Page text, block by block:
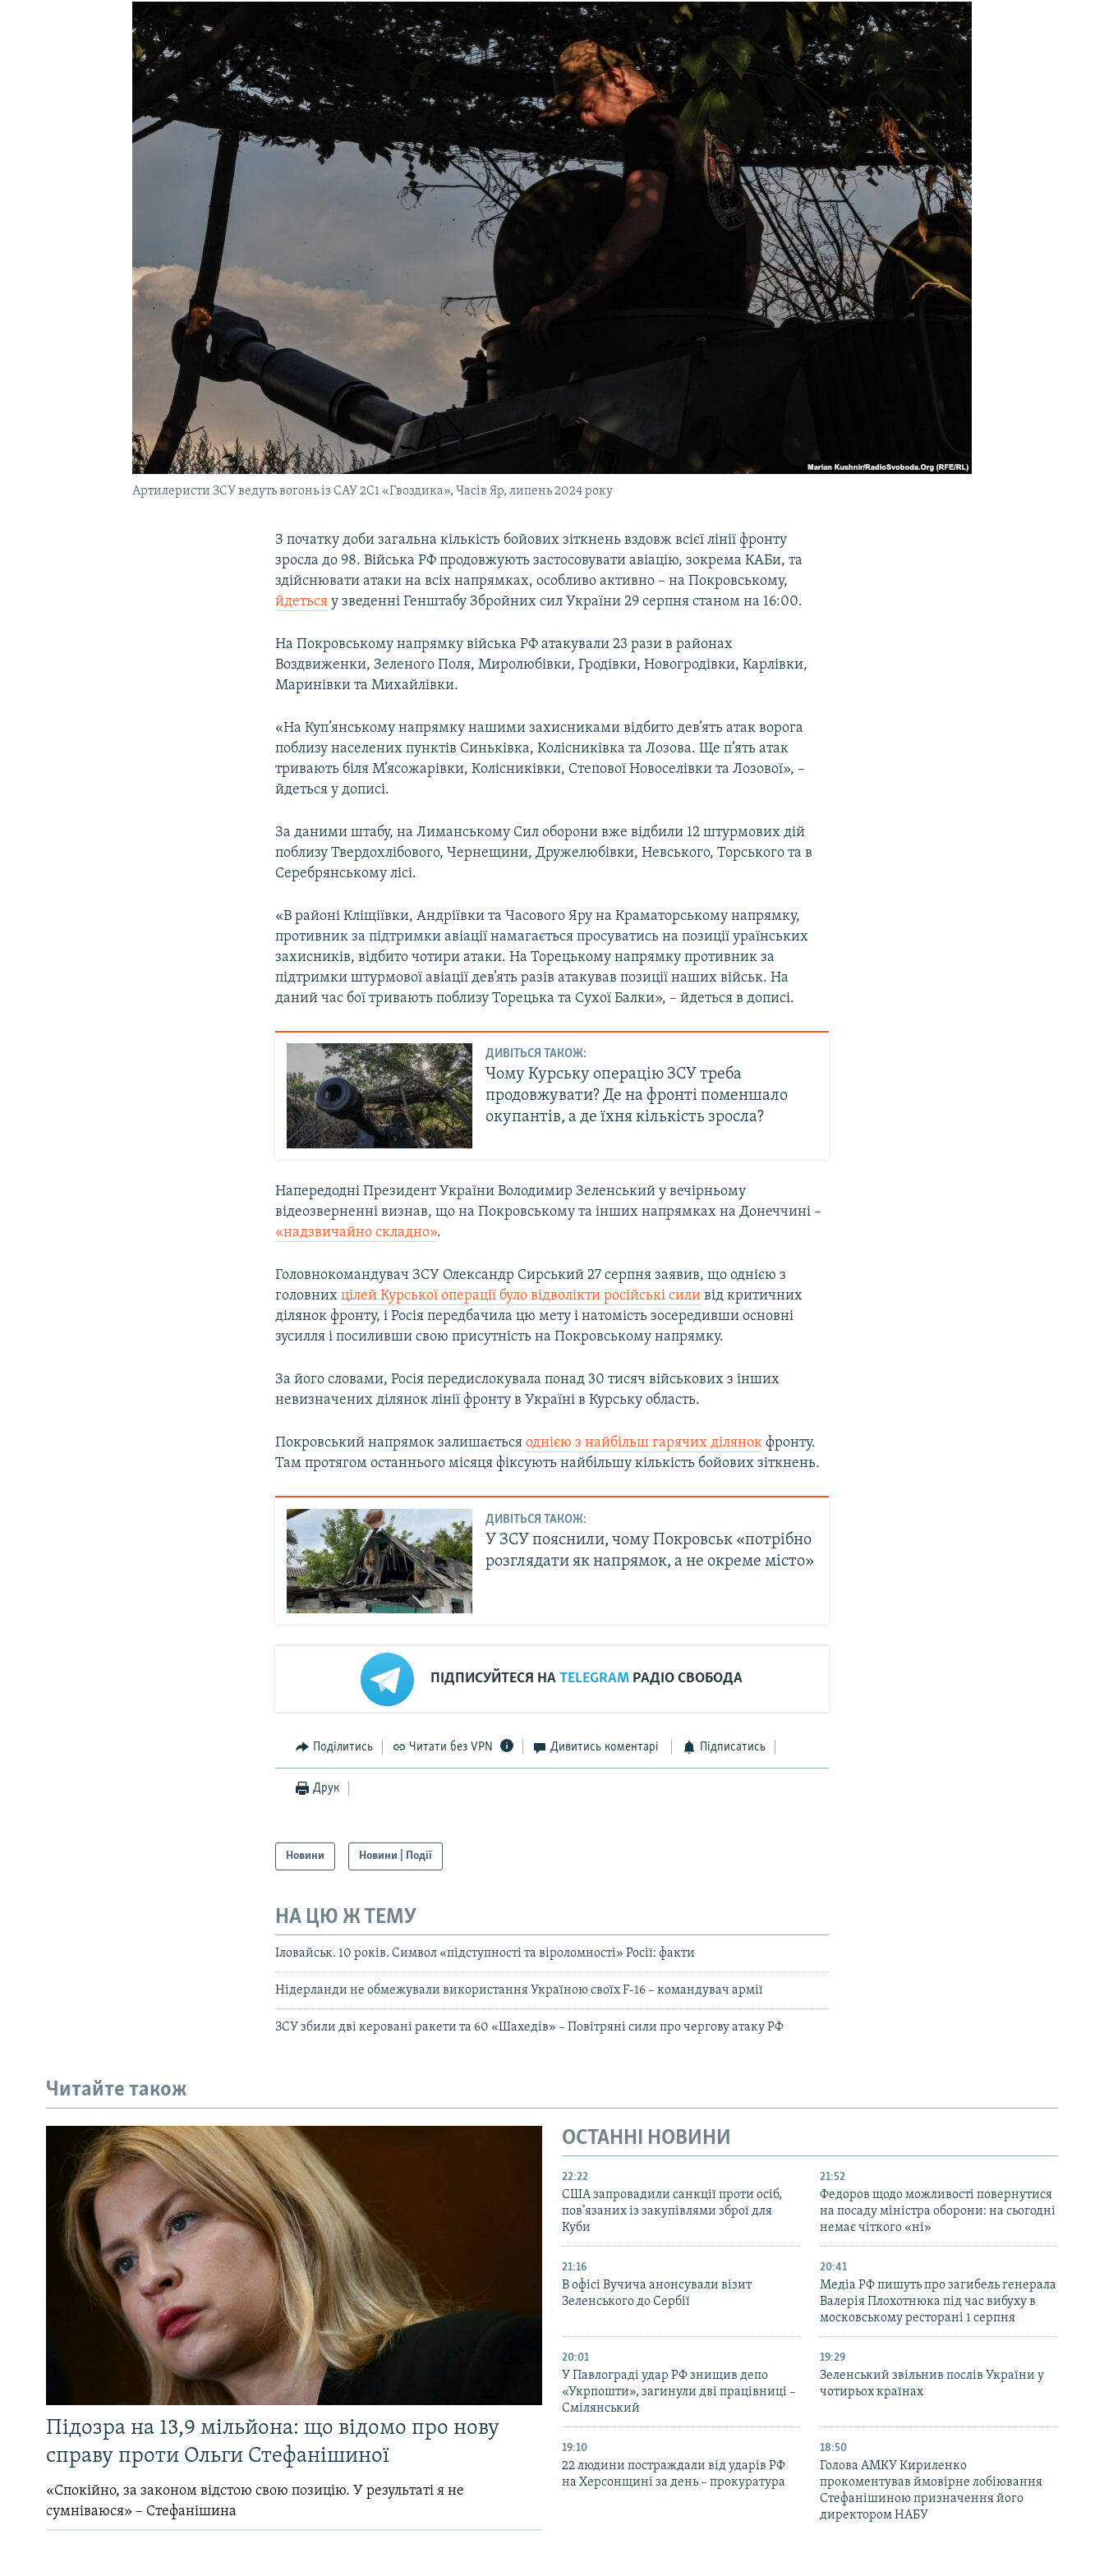
Артилеристи ЗСУ ведуть вогонь із САУ 2С1 «Гвоздика», Часів Яр, липень 2024 року
З початку доби загальна кількість бойових зіткнень вздовж всієї лінії фронту
зросла до 98. Війська РФ продовжують застосовувати авіацію, зокрема КАБи, та
здійснювати атаки на всіх напрямках, особливо активно – на Покровському,
йдеться у зведенні Генштабу Збройних сил України 29 серпня станом на 16:00.
На Покровському напрямку війська РФ атакували 23 рази в районах
Воздвиженки, Зеленого Поля, Миролюбівки, Гродівки, Новогродівки, Карлівки,
Маринівки та Михайлівки.
«На Куп’янському напрямку нашими захисниками відбито дев’ять атак ворога
поблизу населених пунктів Синьківка, Колісниківка та Лозова. Ще п’ять атак
тривають біля М’ясожарівки, Колісниківки, Степової Новоселівки та Лозової», –
йдеться у дописі.
За даними штабу, на Лиманському Сил оборони вже відбили 12 штурмових дій
поблизу Твердохлібового, Чернещини, Дружелюбівки, Невського, Торського та в
Серебрянському лісі.
«В районі Кліщіївки, Андріївки та Часового Яру на Краматорському напрямку,
противник за підтримки авіації намагається просуватись на позиції ураїнських
захисників, відбито чотири атаки. На Торецькому напрямку противник за
підтримки штурмової авіації дев’ять разів атакував позиції наших військ. На
даний час бої тривають поблизу Торецька та Сухої Балки», – йдеться в дописі.
ДИВІТЬСЯ ТАКОЖ:
Чому Курську операцію ЗСУ треба
продовжувати? Де на фронті поменшало
окупантів, а де їхня кількість зросла?
Напередодні Президент України Володимир Зеленський у вечірньому
відеозверненні визнав, що на Покровському та інших напрямках на Донеччині –
«надзвичайно складно».
Головнокомандувач ЗСУ Олександр Сирський 27 серпня заявив, що однією з
головнихцілей Курської операції було відволікти російські сили від критичних
ділянок фронту, і Росія передбачила цю мету і натомість зосередивши основні
зусилля і посиливши свою присутність на Покровському напрямку.
За його словами, Росія передислокувала понад 30 тисяч військових з інших
невизначених ділянок лінії фронту в Україні в Курську область.
Покровський напрямок залишаєтьсяоднією з найбільш гарячих ділянок фронту.
Там протягом останнього місяця фіксують найбільшу кількість бойових зіткнень.
ДИВІТЬСЯ ТАКОЖ:
У ЗСУ пояснили, чому Покровськ «потрібно
розглядати як напрямок, а не окреме місто»
ПІДПИСУЙТЕСЯ НАTELEGRAM РАДІО СВОБОДА
Поділитись Читати без VPN Дивитись коментарі Підписатись
Друк
Новини Новини | Події
НА ЦЮ Ж ТЕМУ
Іловайськ. 10 років. Символ «підступності та віроломності» Росії: факти
Нідерланди не обмежували використання Україною своїх F-16 – командувач армії
ЗСУ збили дві керовані ракети та 60 «Шахедів» – Повітряні сили про чергову атаку РФ
Читайте також
Підозра на 13,9 мільйона: що відомо про нову
справу проти Ольги Стефанішиної
«Спокійно, за законом відстою свою позицію. У результаті я не
сумніваюся» – Стефанішина
ОСТАННІ НОВИНИ
22:22
США запровадили санкції проти осіб,
пов’язаних із закупівлями зброї для
Куби
21:52
Федоров щодо можливості повернутися
на посаду міністра оборони: на сьогодні
немає чіткого «ні»
21:16
В офісі Вучича анонсували візит
Зеленського до Сербії
20:41
Медіа РФ пишуть про загибель генерала
Валерія Плохотнюка під час вибуху в
московському ресторані 1 серпня
20:01
У Павлограді удар РФ знищив депо
«Укрпошти», загинули дві працівниці –
Смілянський
19:29
Зеленський звільнив послів України у
чотирьох країнах
19:10
22 людини постраждали від ударів РФ
на Херсонщині за день – прокуратура
18:50
Голова АМКУ Кириленко
прокоментував ймовірне лобіювання
Стефанішиною призначення його
директором НАБУ